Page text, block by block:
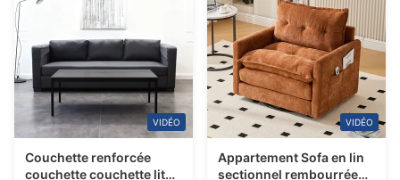
VIDÉO
Couchette renforcée
couchette couchette lit
VIDÉO
Appartement Sofa en lin
sectionnel rembourrée